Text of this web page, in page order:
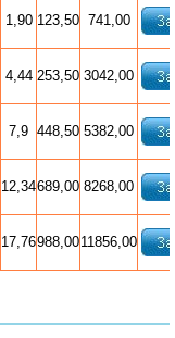
1,90 123,50 741,00
4,44 253,50 3042,00
7,9 448,50 5382,00
12,34689,00 8268,00
17,76988,0011856,00